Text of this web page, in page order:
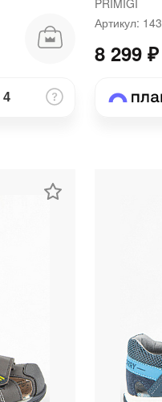
4
PRIMIGI
Артикул:
8 299 ₽